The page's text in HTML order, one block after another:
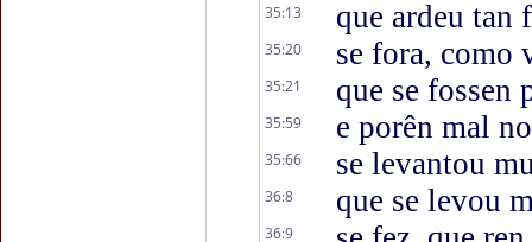
35:13 que ardeu tan
35:20 se fora, como
35:21 que se fossen
35:59 e porên mal
35:66 se levantou
36:8 que se levou
36:9